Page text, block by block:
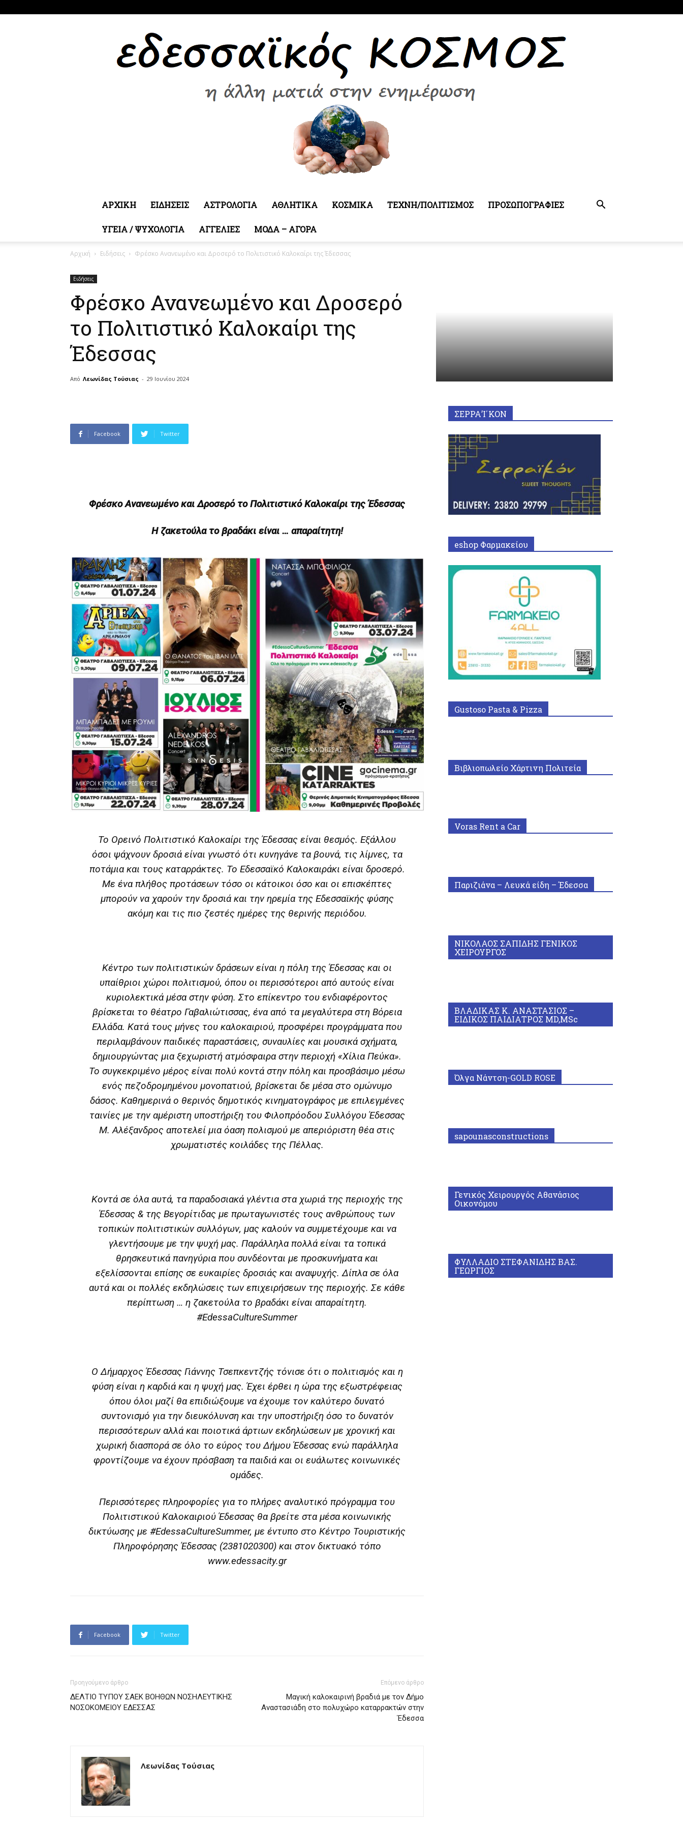
ΑΡΧΙΚΗ ΕΙΔΗΣΕΙΣ ΑΣΤΡΟΛΟΓΙΑ ΑΘΛΗΤΙΚΑ ΚΟΣΜΙΚΑ ΤΕΧΝΗ/ΠΟΛΙΤΙΣΜΟΣ ΠΡΟΣΩΠΟΓΡΑΦΙΕΣ
ΥΓΕΙΑ / ΨΥΧΟΛΟΓΙΑ ΑΓΓΕΛΙΕΣ ΜΟΔΑ – ΑΓΟΡΑ
Αρχική Ειδήσεις Φρέσκο Ανανεωμένο και Δροσερό το Πολιτιστικό Καλοκαίρι της Έδεσσας
Ειδήσεις
Φρέσκο Ανανεωμένο και Δροσερό
το Πολιτιστικό Καλοκαίρι της
Έδεσσας
Από Λεωνίδας Τούσιας - 29 Ιουνίου 2024
Facebook Twitter
Φρέσκο Ανανεωμένο και Δροσερό το Πολιτιστικό Καλοκαίρι της Έδεσσας
Η ζακετούλα το βραδάκι είναι … απαραίτητη!
Το Ορεινό Πολιτιστικό Καλοκαίρι της Έδεσσας είναι θεσμός. Εξάλλου
όσοι ψάχνουν δροσιά είναι γνωστό ότι κυνηγάνε τα βουνά, τις λίμνες, τα
ποτάμια και τους καταρράκτες. Το Εδεσσαϊκό Καλοκαιράκι είναι δροσερό.
Με ένα πλήθος προτάσεων τόσο οι κάτοικοι όσο και οι επισκέπτες
μπορούν να χαρούν την δροσιά και την ηρεμία της Εδεσσαϊκής φύσης
ακόμη και τις πιο ζεστές ημέρες της θερινής περιόδου.
Κέντρο των πολιτιστικών δράσεων είναι η πόλη της Έδεσσας και οι
υπαίθριοι χώροι πολιτισμού, όπου οι περισσότεροι από αυτούς είναι
κυριολεκτικά μέσα στην φύση. Στο επίκεντρο του ενδιαφέροντος
βρίσκεται το θέατρο Γαβαλιώτισσας, ένα από τα μεγαλύτερα στη Βόρεια
Ελλάδα. Κατά τους μήνες του καλοκαιριού, προσφέρει προγράμματα που
περιλαμβάνουν παιδικές παραστάσεις, συναυλίες και μουσικά σχήματα,
δημιουργώντας μια ξεχωριστή ατμόσφαιρα στην περιοχή «Χίλια Πεύκα».
Το συγκεκριμένο μέρος είναι πολύ κοντά στην πόλη και προσβάσιμο μέσω
ενός πεζοδρομημένου μονοπατιού, βρίσκεται δε μέσα στο ομώνυμο
δάσος. Καθημερινά ο θερινός δημοτικός κινηματογράφος με επιλεγμένες
ταινίες με την αμέριστη υποστήριξη του Φιλοπρόοδου Συλλόγου Έδεσσας
Μ. Αλέξανδρος αποτελεί μια όαση πολισμού με απεριόριστη θέα στις
χρωματιστές κοιλάδες της Πέλλας.
Κοντά σε όλα αυτά, τα παραδοσιακά γλέντια στα χωριά της περιοχής της
Έδεσσας & της Βεγορίτιδας με πρωταγωνιστές τους ανθρώπους των
τοπικών πολιτιστικών συλλόγων, μας καλούν να συμμετέχουμε και να
γλεντήσουμε με την ψυχή μας. Παράλληλα πολλά είναι τα τοπικά
θρησκευτικά πανηγύρια που συνδέονται με προσκυνήματα και
εξελίσσονται επίσης σε ευκαιρίες δροσιάς και αναψυχής. Δίπλα σε όλα
αυτά και οι πολλές εκδηλώσεις των επιχειρήσεων της περιοχής. Σε κάθε
περίπτωση … η ζακετούλα το βραδάκι είναι απαραίτητη.
#EdessaCultureSummer
Ο Δήμαρχος Έδεσσας Γιάννης Τσεπκεντζής τόνισε ότι ο πολιτισμός και η
φύση είναι η καρδιά και η ψυχή μας. Έχει έρθει η ώρα της εξωστρέφειας
όπου όλοι μαζί θα επιδιώξουμε να έχουμε τον καλύτερο δυνατό
συντονισμό για την διευκόλυνση και την υποστήριξη όσο το δυνατόν
περισσότερων αλλά και ποιοτικά άρτιων εκδηλώσεων με χρονική και
χωρική διασπορά σε όλο το εύρος του Δήμου Έδεσσας ενώ παράλληλα
φροντίζουμε να έχουν πρόσβαση τα παιδιά και οι ευάλωτες κοινωνικές
ομάδες.
Περισσότερες πληροφορίες για το πλήρες αναλυτικό πρόγραμμα του
Πολιτιστικού Καλοκαιριού Έδεσσας θα βρείτε στα μέσα κοινωνικής
δικτύωσης με #EdessaCultureSummer, με έντυπο στο Κέντρο Τουριστικής
Πληροφόρησης Έδεσσας (2381020300) και στον δικτυακό τόπο
www.edessacity.gr
Facebook Twitter
Προηγούμενο άρθρο
ΔΕΛΤΙΟ ΤΥΠΟΥ ΣΑΕΚ ΒΟΗΘΩΝ ΝΟΣΗΛΕΥΤΙΚΗΣ
ΝΟΣΟΚΟΜΕΙΟΥ ΕΔΕΣΣΑΣ
Επόμενο άρθρο
Μαγική καλοκαιρινή βραδιά με τον Δήμο
Αναστασιάδη στο πολυχώρο καταρρακτών στην
Έδεσσα
Λεωνίδας Τούσιας
ΣΕΡΡΑ’Ι΄ΚΟΝ
eshop Φαρμακείου
Gustoso Pasta & Pizza
Βιβλιοπωλείο Χάρτινη Πολιτεία
Voras Rent a Car
Παριζιάνα – Λευκά είδη – Έδεσσα
ΝΙΚΟΛΑΟΣ ΣΑΠΙΔΗΣ ΓΕΝΙΚΟΣ
ΧΕΙΡΟΥΡΓΟΣ
ΒΛΑΔΙΚΑΣ Κ. ΑΝΑΣΤΑΣΙΟΣ –
ΕΙΔΙΚΟΣ ΠΑΙΔΙΑΤΡΟΣ MD,MSc
Όλγα Νάντση-GOLD ROSE
sapounasconstructions
Γενικός Χειρουργός Αθανάσιος
Οικονόμου
ΦΥΛΛΑΔΙΟ ΣΤΕΦΑΝΙΔΗΣ ΒΑΣ.
ΓΕΩΡΓΙΟΣ